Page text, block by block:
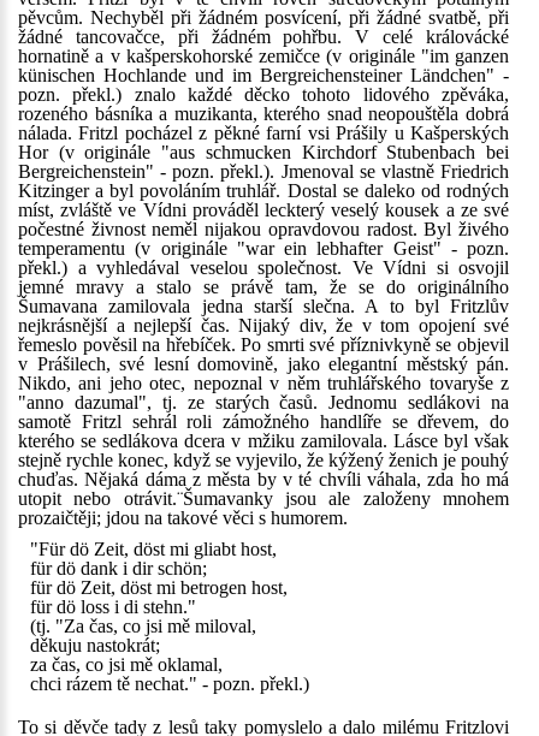
pěvcům. Nechyběl při žádném posvícení, při žádné svatbě, při
žádné tancovačce, při žádném pohřbu. V celé královácké
hornatině a v kašperskohorské zemičce (v originále "im ganzen
künischen Hochlande und im Bergreichensteiner Ländchen" -
pozn. překl.) znalo každé děcko tohoto lidového zpěváka,
rozeného básníka a muzikanta, kterého snad neopouštěla dobrá
nálada. Fritzl pocházel z pěkné farní vsi Prášily u Kašperských
Hor (v originále "aus schmucken Kirchdorf Stubenbach bei
Bergreichenstein" - pozn. překl.). Jmenoval se vlastně Friedrich
Kitzinger a byl povoláním truhlář. Dostal se daleko od rodných
míst, zvláště ve Vídni prováděl leckterý veselý kousek a ze své
počestné živnost neměl nijakou opravdovou radost. Byl živého
temperamentu (v originále "war ein lebhafter Geist" - pozn.
překl.) a vyhledával veselou společnost. Ve Vídni si osvojil
jemné mravy a stalo se právě tam, že se do originálního
Šumavana zamilovala jedna starší slečna. A to byl Fritzlův
nejkrásnější a nejlepší čas. Nijaký div, že v tom opojení své
řemeslo pověsil na hřebíček. Po smrti své příznivkyně se objevil
v Prášilech, své lesní domovině, jako elegantní městský pán.
Nikdo, ani jeho otec, nepoznal v něm truhlářského tovaryše z
"anno dazumal", tj. ze starých časů. Jednomu sedlákovi na
samotě Fritzl sehrál roli zámožného handlíře se dřevem, do
kterého se sedlákova dcera v mžiku zamilovala. Lásce byl však
stejně rychle konec, když se vyjevilo, že kýžený ženich je pouhý
chuďas. Nějaká dáma z města by v té chvíli váhala, zda ho má
utopit nebo otrávit.¨Šumavanky jsou ale založeny mnohem
prozaičtěji; jdou na takové věci s humorem.
"Für dö Zeit, döst mi gliabt host,
für dö dank i dir schön;
für dö Zeit, döst mi betrogen host,
für dö loss i di stehn."
(tj. "Za čas, co jsi mě miloval,
děkuju nastokrát;
za čas, co jsi mě oklamal,
chci rázem tě nechat." - pozn. překl.)
To si děvče tady z lesů taky pomyslelo a dalo milému Fritzlovi